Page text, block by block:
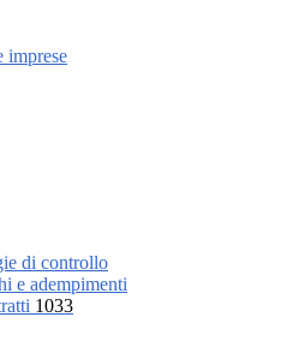
imprese
di controllo
e adempimenti
1033